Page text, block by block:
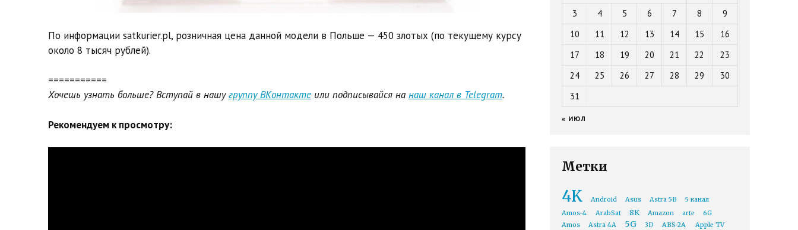
По информации satkurier.pl, розничная цена данной модели в Польше — 450 злотых (по текущему курсу
около 8 тысяч рублей).
===========
Хочешь узнать больше? Вступай в нашугруппу ВКонтактеили подписывайся на наш канал в Telegram.
Рекомендуем к просмотру:
3
4 5 6 7 8
9
10
11 12 13 14 15
16
17
18 19 20 21 22
23
24
25 26 27 28 29
30
31
« ИЮЛ
Метки
4K Android Asus Astra 5B
5 канал
Amos-4
ArabSat 8K Amazon arte
6G
Amos
Astra 4A 5G 3D ABS-2A
Apple TV